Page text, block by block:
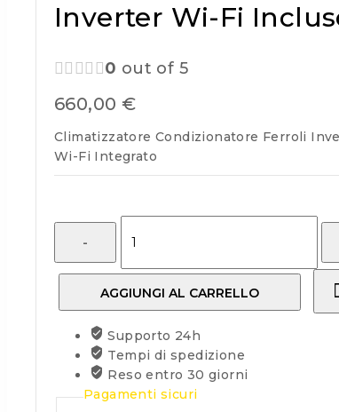
Inverter Wi-Fi
0 out of 5
660,00 €
Climatizzatore Condizionatore Ferroli
Wi-Fi Integrato
AGGIUNGI AL CARRELLO
Supporto 24h
Tempi di spedizione
Reso entro 30 giorni
Pagamenti sicuri